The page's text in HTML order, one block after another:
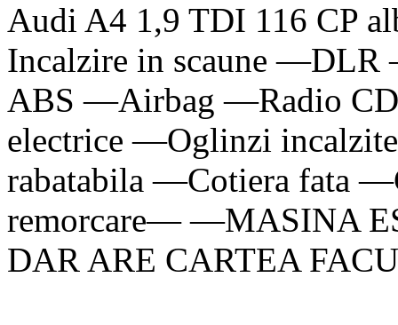
Audi A4 1,9 TDI 116 CP
Incalzire in scaune
ABS —Airbag —Radio
electrice —Oglinzi
rabatabila —Cotiera fata
remorcare— —MASINA
DAR ARE CARTEA